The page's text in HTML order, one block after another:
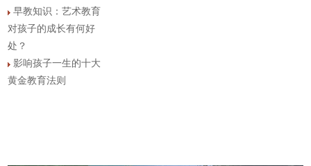
早教知识：艺术教育
对孩子的成长有何好
处？
影响孩子一生的十大
黄金教育法则